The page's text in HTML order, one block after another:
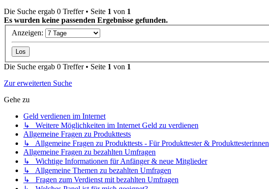
Die Suche ergab 0 Treffer • Seite 1 von 1
Es wurden keine passenden Ergebnisse gefunden.
Anzeigen:
Die Suche ergab 0 Treffer • Seite 1 von 1
Zur erweiterten Suche
Gehe zu
Geld verdienen im Internet
↳ Weitere Möglichkeiten im Internet Geld zu verdienen
Allgemeine Fragen zu Produkttests
↳ Allgemeine Fragen zu Produkttests - Für Produkttester & Produkttesterinnen
Allgemeine Fragen zu bezahlten Umfragen
↳ Wichtige Informationen für Anfänger & neue Mitglieder
↳ Allgemeine Themen zu bezahlten Umfragen
↳ Fragen zum Verdienst mit bezahlten Umfragen